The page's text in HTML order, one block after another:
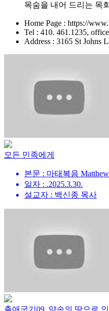
목숨을 내어 드리는 목
Home Page : https://
Tel : 410. 461.1235,
Address : 3165 St Johns
모든 민족에게
본문 : 마태복음
일자 : .2025.3.30.
설교자 : 백신종 목사